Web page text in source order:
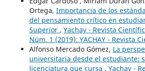
Ortega, Importancia de los
del pensamiento crítico en
Superior , Yachay - Revista
Núm. 1 (2019): YACHAY - Revista
Alfonso Mercado Gómez, La
universitaria desde el estudiante:
licenciatura que cursa , Yachay -